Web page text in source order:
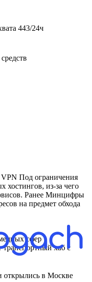
443/24ч
Под ограничения
хостингов, из-за чего
Ранее Минцифры
на предмет обхода
сфер
хаб с
открылись в Москве